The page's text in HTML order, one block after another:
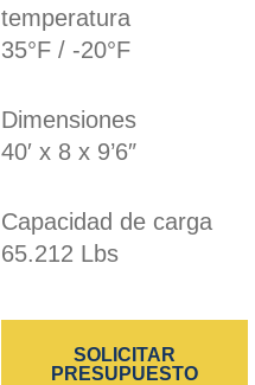
temperatura
35°F / -20°F
Dimensiones
40′ x 8 x 9’6″
Capacidad de carga
65.212 Lbs
SOLICITAR
PRESUPUESTO